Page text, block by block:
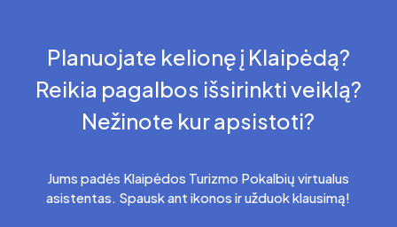
Planuojate kelionę į Klaipėdą?
Reikia pagalbos išsirinkti veiklą?
Nežinote kur apsistoti?
Jums padės Klaipėdos Turizmo Pokalbių virtualus
asistentas. Spausk ant ikonos ir užduok klausimą!